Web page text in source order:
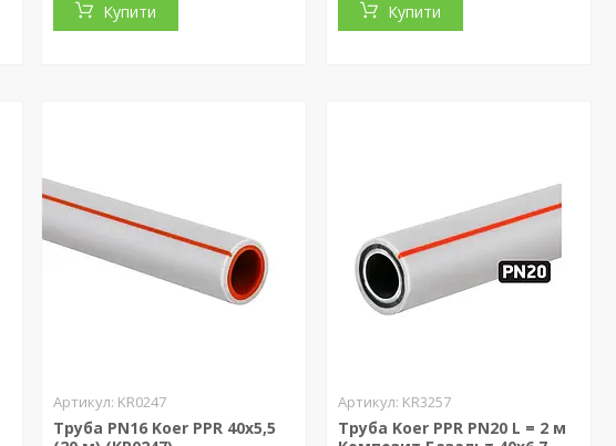
Купити Купити
KR0247
Труба PN16 Koer PPR 40x5,5
KR3257
Труба Koer PPR PN20 L = 2 м